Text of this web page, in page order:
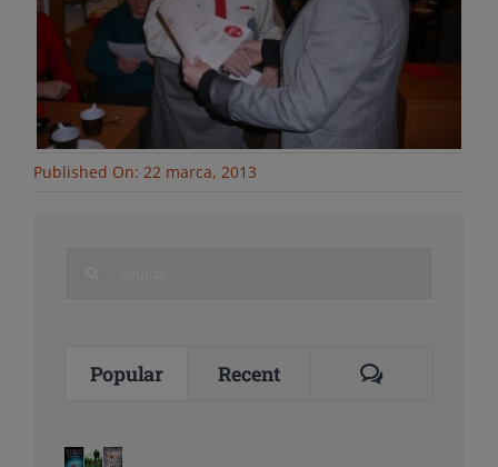
Published On: 22 marca, 2013
Popular Recent Comments